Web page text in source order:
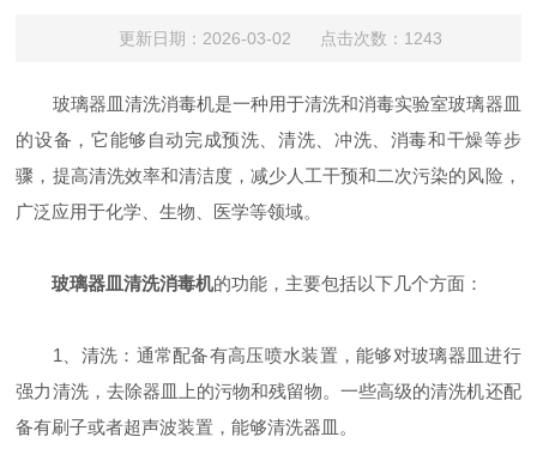
更新日期：2026-03-02 点击次数：1243
玻璃器皿清洗消毒机是一种用于清洗和消毒实验室玻璃器皿
的设备，它能够自动完成预洗、清洗、冲洗、消毒和干燥等步
骤，提高清洗效率和清洁度，减少人工干预和二次污染的风险，
广泛应用于化学、生物、医学等领域。
玻璃器皿清洗消毒机的功能，主要包括以下几个方面：
1、清洗：通常配备有高压喷水装置，能够对玻璃器皿进行
强力清洗，去除器皿上的污物和残留物。一些高级的清洗机还配
备有刷子或者超声波装置，能够清洗器皿。